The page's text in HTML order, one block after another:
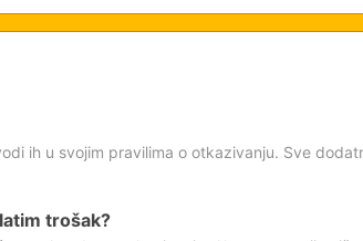
ih u svojim pravilima o otkazivanju. Sve
trošak?